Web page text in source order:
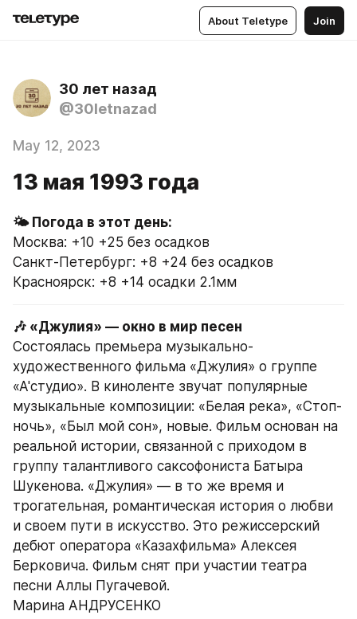
About Teletype Join
30 лет назад
@30letnazad
May 12, 2023
13 мая 1993 года
Москва: +10 +25 без осадков
Санкт-Петербург: +8 +24 без осадков
Красноярск: +8 +14 осадки 2.1мм
Состоялась премьера музыкально-
художественного фильма «Джулия» о группе
«А'студио». В киноленте звучат популярные
музыкальные композиции: «Белая река», «Стоп-
ночь», «Был мой сон», новые. Фильм основан на
реальной истории, связанной с приходом в
группу талантливого саксофониста Батыра
Шукенова. «Джулия» — в то же время и
трогательная, романтическая история о любви
и своем пути в искусство. Это режиссерский
дебют оператора «Казахфильма» Алексея
Берковича. Фильм снят при участии театра
песни Аллы Пугачевой.
Марина АНДРУСЕНКО